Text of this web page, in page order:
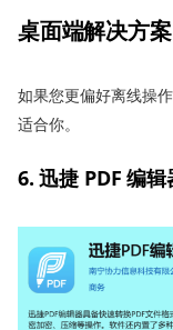
桌面端解决方案
如果您更偏好离线操
适合你。
6. 迅捷 PDF 编辑